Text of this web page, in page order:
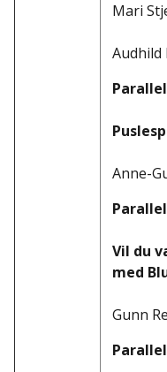
Mari
Audhild
Anne-
Vil du
med
Gunn